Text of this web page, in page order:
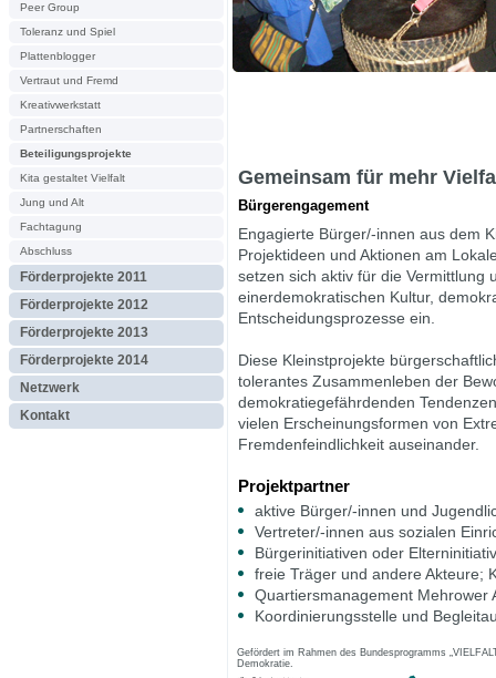
Peer Group
Toleranz und Spiel
Plattenblogger
Vertraut und Fremd
Kreativwerkstatt
Partnerschaften
Beteiligungsprojekte
Kita gestaltet Vielfalt
Jung und Alt
Fachtagung
Abschluss
Förderprojekte 2011
Förderprojekte 2012
Förderprojekte 2013
Förderprojekte 2014
Netzwerk
Kontakt
Gemeinsam für mehr
Bürgerengagement
Engagierte Bürger/-innen aus dem
Projektideen und Aktionen am
setzen sich aktiv für die Vermittlung
einerdemokratischen Kultur,
Entscheidungsprozesse ein.
Diese Kleinstprojekte
tolerantes Zusammenleben der
demokratiegefährdenden
vielen Erscheinungsformen von
Fremdenfeindlichkeit auseinander.
Projektpartner
aktive Bürger/-innen und
Vertreter/-innen aus sozialen
Bürgerinitiativen oder
freie Träger und andere Akteure;
Quartiersmanagement Mehrower
Koordinierungsstelle und
Gefördert im Rahmen des Bundesprogramms
Demokratie.